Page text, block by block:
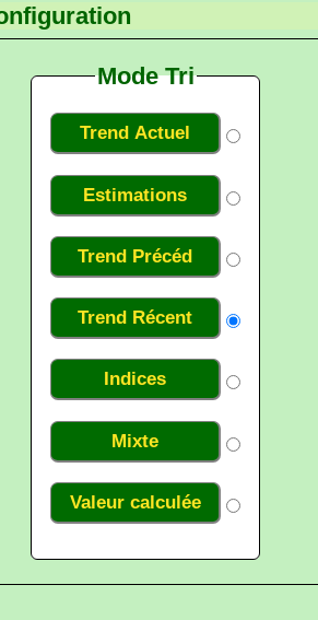
Mode Tri
Trend Actuel
Estimations
Trend Précéd
Trend Récent
Indices
Mixte
Valeur calculée